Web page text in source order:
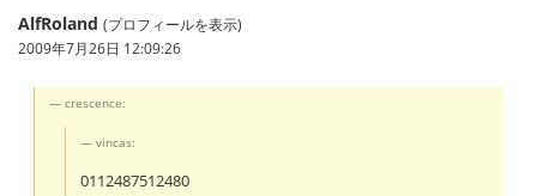
AlfRoland (プロフィールを表示)
2009年7月26日 12:09:26
crescence:
vincas:
0112487512480